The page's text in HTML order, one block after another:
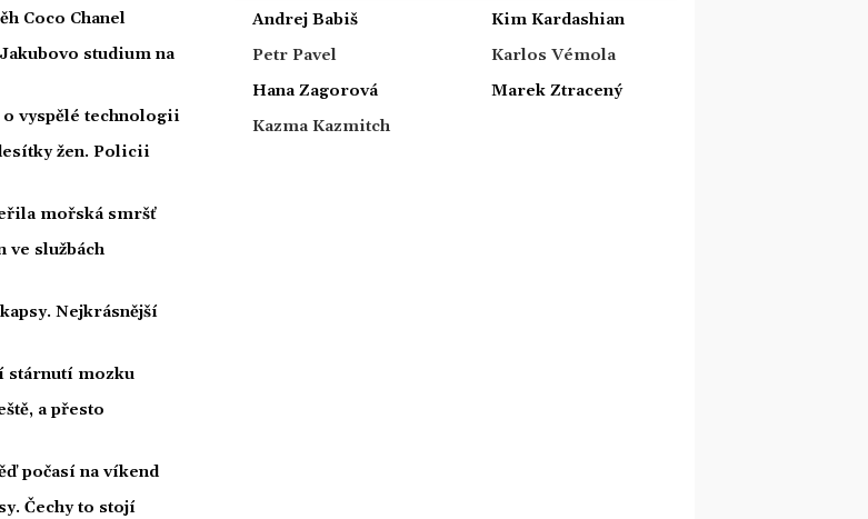
Coco Chanel
studium na
vyspělé technologii
žen. Policii
mořská smršť
ve službách
Nejkrásnější
stárnutí mozku
a přesto
počasí na víkend
Čechy to stojí
Andrej Babiš
Petr Pavel
Hana Zagorová
Kazma Kazmitch
Kim Kardashian
Karlos Vémola
Marek Ztracený